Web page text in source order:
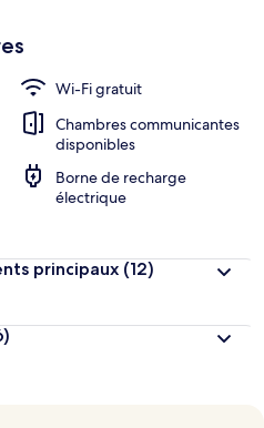
Wi-Fi gratuit
Chambres communicantes
disponibles
Borne de recharge
électrique
principaux (12)